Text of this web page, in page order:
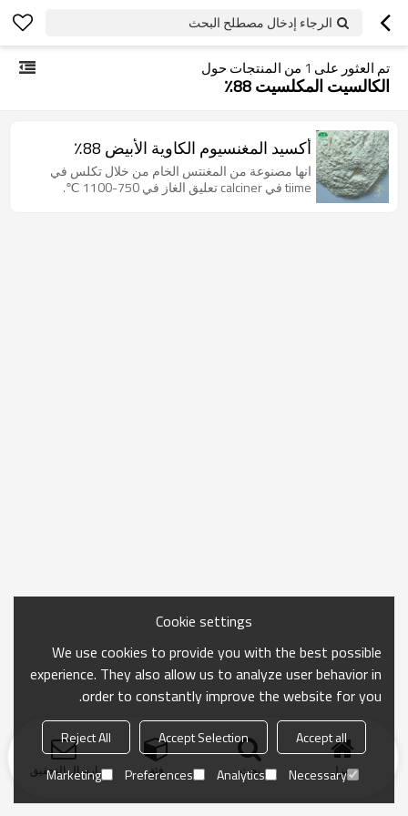
الرجاء إدخال مصطلح البحث
تم العثور على 1 من المنتجات حول
الكالسيت المكلسيت 88٪
أكسيد المغنسيوم الكاوية الأبيض 88٪
انها مصنوعة من المغنتس الخام من خلال تكلس في
tiime في calciner تعليق الغاز في 750-1100 ℃.
منزل بحث فئة ارسال التحقيق
Cookie settings
We use cookies to provide you with the best possible
experience. They also allow us to analyze user behavior in
order to constantly improve the website for you.
Accept all
Accept Selection
Reject All
Necessary
Analytics
Preferences
Marketing